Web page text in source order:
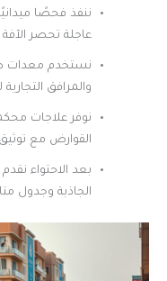
ننفذ فحصًا
عاجلة تحصر
نستخدم معدات
والمرافق التجارية
نوفر علاجات
القوارض مع
بعد الاحتواء
الجاذبة وجدول